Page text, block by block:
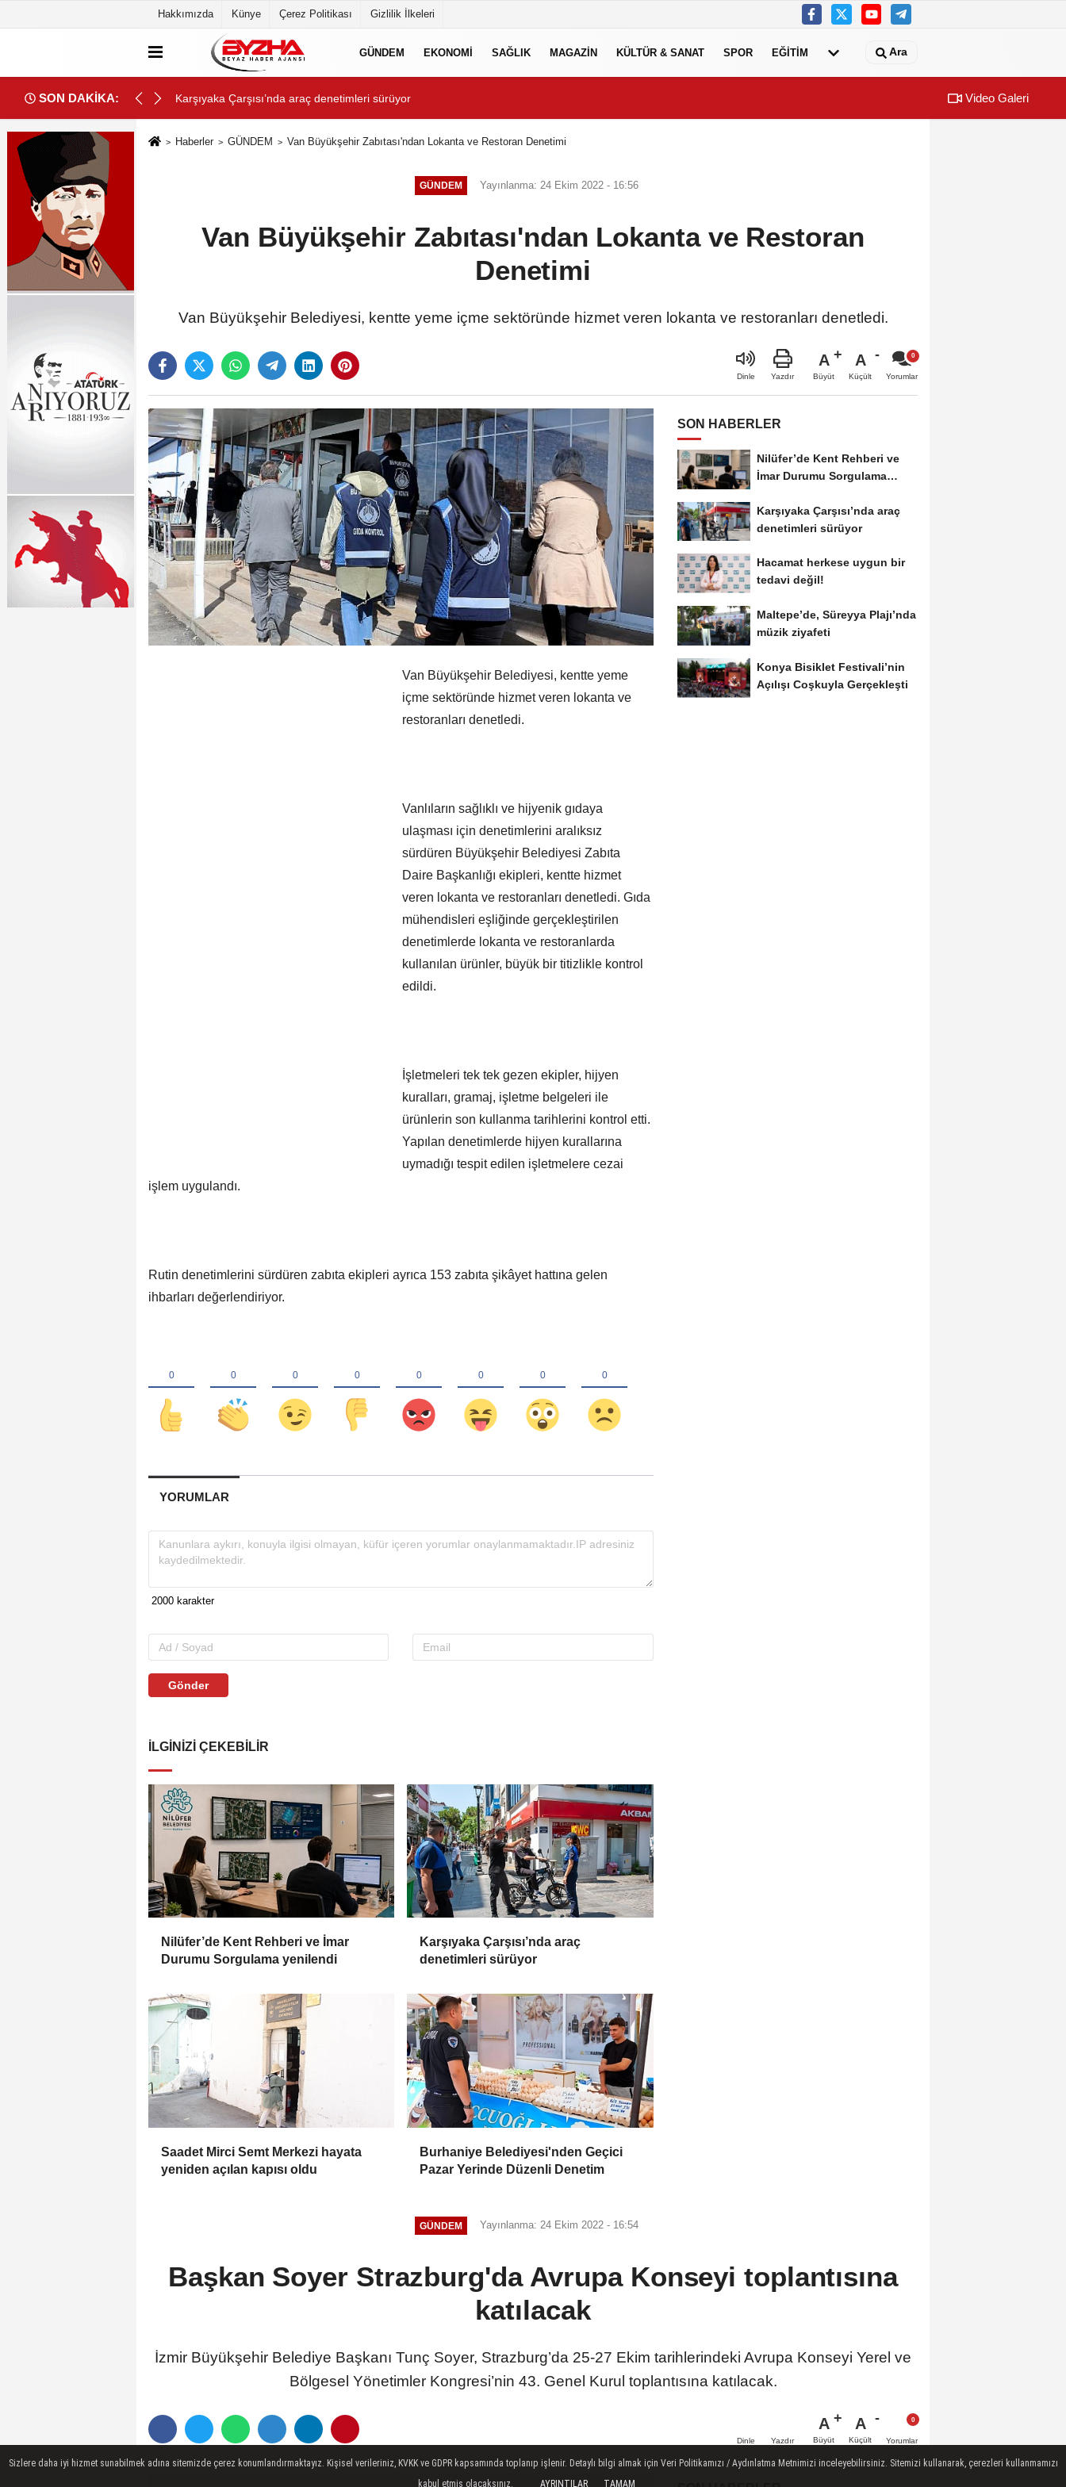
Hakkımızda Künye Çerez Politikası Gizlilik İlkeleri
GÜNDEM EKONOMİ SAĞLIK MAGAZİN KÜLTÜR & SANAT SPOR EĞİTİM Ara
SON DAKİKA: Hacamat herkese uygun bir tedavi değil! Konya
Video Galeri
Haberler GÜNDEM Van Büyükşehir Zabıtası'ndan Lokanta ve Restoran Denetimi
GÜNDEM Yayınlanma: 24 Ekim 2022 - 16:56
Van Büyükşehir Zabıtası'ndan Lokanta ve Restoran
Denetimi
Van Büyükşehir Belediyesi, kentte yeme içme sektöründe hizmet veren lokanta ve restoranları denetledi.
Dinle Yazdır
A
Büyüt
A
Küçült Yorumlar
Van Büyükşehir Belediyesi, kentte yeme
içme sektöründe hizmet veren lokanta ve
restoranları denetledi.
Vanlıların sağlıklı ve hijyenik gıdaya
ulaşması için denetimlerini aralıksız
sürdüren Büyükşehir Belediyesi Zabıta
Daire Başkanlığı ekipleri, kentte hizmet
veren lokanta ve restoranları denetledi. Gıda
mühendisleri eşliğinde gerçekleştirilen
denetimlerde lokanta ve restoranlarda
kullanılan ürünler, büyük bir titizlikle kontrol
edildi.
İşletmeleri tek tek gezen ekipler, hijyen
kuralları, gramaj, işletme belgeleri ile
ürünlerin son kullanma tarihlerini kontrol etti.
Yapılan denetimlerde hijyen kurallarına
uymadığı tespit edilen işletmelere cezai
işlem uygulandı.
Rutin denetimlerini sürdüren zabıta ekipleri ayrıca 153 zabıta şikâyet hattına gelen
ihbarları değerlendiriyor.
YORUMLAR
Gönder
İLGINIZI ÇEKEBILIR
Nilüfer’de Kent Rehberi ve İmar
Durumu Sorgulama yenilendi
Karşıyaka Çarşısı’nda araç
denetimleri sürüyor
Saadet Mirci Semt Merkezi hayata
yeniden açılan kapısı oldu
Burhaniye Belediyesi'nden Geçici
Pazar Yerinde Düzenli Denetim
SON HABERLER
Nilüfer’de Kent Rehberi ve
İmar Durumu Sorgulama
Karşıyaka Çarşısı’nda araç
denetimleri sürüyor
Hacamat herkese uygun bir
tedavi değil!
Maltepe’de, Süreyya Plajı’nda
müzik ziyafeti
Konya Bisiklet Festivali’nin
Açılışı Coşkuyla Gerçekleşti
GÜNDEM Yayınlanma: 24 Ekim 2022 - 16:54
Başkan Soyer Strazburg'da Avrupa Konseyi toplantısına
katılacak
İzmir Büyükşehir Belediye Başkanı Tunç Soyer, Strazburg’da 25-27 Ekim tarihlerindeki Avrupa Konseyi Yerel ve
Bölgesel Yönetimler Kongresi’nin 43. Genel Kurul toplantısına katılacak.
Dinle Yazdır
A
Büyüt
A
Küçült Yorumlar
Sizlere daha iyi hizmet sunabilmek adına sitemizde çerez konumlandırmaktayız. Kişisel verileriniz, KVKK ve GDPR kapsamında toplanıp işlenir. Detaylı bilgi almak için Veri Politikamızı / Aydınlatma Metnimizi inceleyebilirsiniz. Sitemizi kullanarak, çerezleri kullanmamızı
kabul etmiş olacaksınız.
AYRINTILAR TAMAM